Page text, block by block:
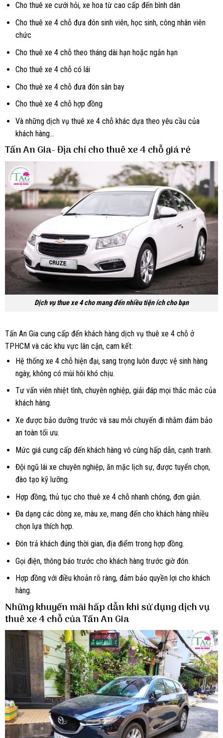
Cho thuê xe cưới hỏi, xe hoa từ cao cấp đến bình dân
Cho thuê xe 4 chỗ đưa đón sinh viên, học sinh, công nhân viên
chức
Cho thuê xe 4 chỗ theo tháng dài hạn hoặc ngắn hạn
Cho thuê xe 4 chỗ có lái
Cho thuê xe 4 chỗ đưa đón sân bay
Cho thuê xe 4 chỗ hợp đồng
Và những dịch vụ thuê xe 4 chỗ khác dựa theo yêu cầu của
khách hàng…
Tấn An Gia- Địa chỉ cho thuê xe 4 chỗ giá rẻ
Dịch vụ thue xe 4 cho mang đến nhiều tiện ích cho bạn
Tấn An Gia cung cấp đến khách hàng dịch vụ thuê xe 4 chỗ ở
TPHCM và các khu vực lân cận, cam kết:
Hệ thống xe 4 chỗ hiện đại, sang trọng luôn được vệ sinh hàng
ngày, không có mùi hôi khó chịu.
Tư vấn viên nhiệt tình, chuyên nghiệp, giải đáp mọi thắc mắc của
khách hàng.
Xe được bảo dưỡng trước và sau mỗi chuyến đi nhằm đảm bảo
an toàn tối ưu.
Mức giá cung cấp đến khách hàng vô cùng hấp dẫn, cạnh tranh.
Đội ngũ lái xe chuyên nghiệp, ăn mặc lịch sự, được tuyển chọn,
đào tạo kỹ lưỡng.
Hợp đồng, thủ tục cho thuê xe 4 chỗ nhanh chóng, đơn giản.
Đa dạng các dòng xe, màu xe, mang đến cho khách hàng nhiều
chọn lựa thích hợp.
Đón trả khách đúng thời gian, địa điểm trong hợp đồng.
Gọi điện, thông báo trước cho khách hàng trước giờ đón.
Hợp đồng với điều khoản rõ ràng, đảm bảo quyền lợi cho khách
hàng.
Những khuyến mãi hấp dẫn khi sử dụng dịch vụ
thuê xe 4 chỗ của Tấn An Gia